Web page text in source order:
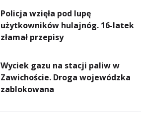
Policja wzięła pod lupę
użytkowników hulajnóg. 16-latek
złamał przepisy
Wyciek gazu na stacji paliw w
Zawichoście. Droga wojewódzka
zablokowana